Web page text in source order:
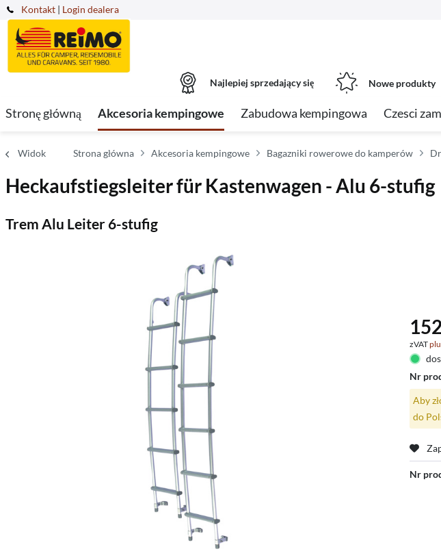
Kontakt | Login dealera
Najlepiej sprzedający się Nowe produkty
Stronę główną Akcesoria kempingowe Zabudowa kempingowa Czesci
Widok Strona główna Akcesoria kempingowe Bagazniki rowerowe do kamperów
Heckaufstiegsleiter für Kastenwagen - Alu 6-stufig
Trem Alu Leiter 6-stufig
zVAT
Nr
Aby
do
Nr